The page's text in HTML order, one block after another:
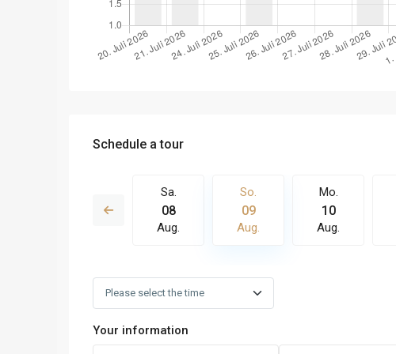
Schedule a tour
Sa.
08
Aug.
So.
09
Aug.
Mo.
10
Aug.
Your information